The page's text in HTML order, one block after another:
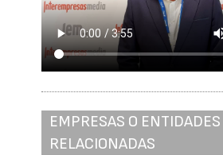
EMPRESAS O ENTIDADES
RELACIONADAS